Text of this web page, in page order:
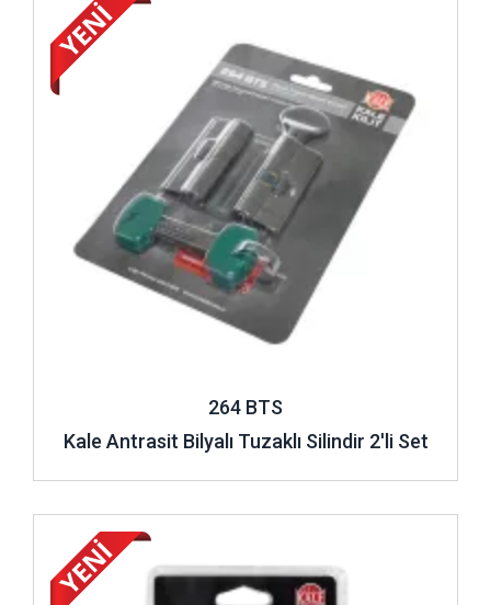
kapınızın iç tarafında bulunan mandal sayesinde kapınızı
kilitleyip güvenle uyuyabilirsiniz.
Barel modellerinin bir diğeri de acil durum fonksiyonlu
silindirlerdir. Mandallı kilitlerde evden çıkarken kapının iç
tarafında takılı anahtar unutma ihtimaliniz sıfıra inerken acil
durum fonksiyonlu kilitlerde içeride takılı anahtar unutsanız
bile bu durum herhangi bir soruna sebep olmaz. Zira
ürününün bir tarafında anahtar takılı unutulmuş olsa bile
diğer tarafından yine anahtarla açılabilme özelliği bulunur.
Dolayısıyla olası bir unutma durumunda telaşa kapılmaya ya
da farklı bir çözüm yolu aramaya gerek kalmaz.
Güvenli kullanımı olan ve fonksiyonel kullanım sunan diğer
düşünülmüştür. Toplamda 7 anahtarı bulunan bu ürünün 2
anahtarı inşaat boyunca kullanılır. Kalan 5 anahtar binanın
inşaatta kullanılan 2 anahtar işlevini yitirir. Böylelikle mülk ya
da kapı sahibi güvence altına alınmış olur. Bina sahibi, kapıyı
satın alan kişi kilit göbeği değiştirmek durumunda kalmaz.
264 BTS
Kale Antrasit Bilyalı Tuzaklı Silindir 2'li Set